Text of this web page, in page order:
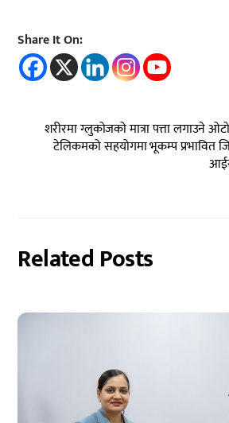
Share It On:
शरीरमा ग्लुकोजको मात्रा पत्ता लगाउने
टेलिकमको सहयोगमा भूकम्प प्रभावित
Related Posts